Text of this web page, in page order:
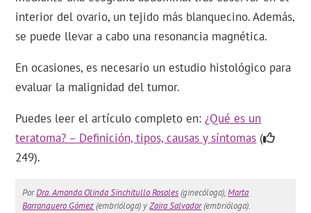
interior del ovario, un tejido más blanquecino. Además,
se puede llevar a cabo una resonancia magnética.
En ocasiones, es necesario un estudio histológico para
evaluar la malignidad del tumor.
Puedes leer el artículo completo en:¿Qué es un
teratoma? – Definición, tipos, causas y síntomas (
249).
PorDra. Amanda Olinda Sinchitullo Rosales(ginecóloga),Marta
Barranquero Gómez(embrióloga) yZaira Salvador(embrióloga).